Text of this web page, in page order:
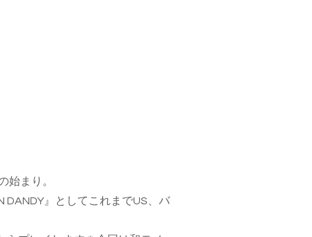
始まり。
DANDY』としてこれまでUS、バ